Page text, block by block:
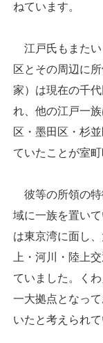
ねています。
江戸氏もまたい
区とその周辺に
家）は現在の千
れ、他の江戸一
区・墨田区・杉
ていたことが室
彼等の所領の特
域に一族を置い
は東京湾に面し
上・河川・陸上
ていました。く
一大拠点となっ
いたと考えられて